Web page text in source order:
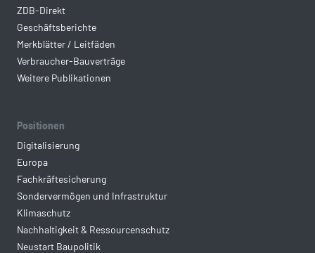
ZDB-Direkt
Geschäftsberichte
Merkblätter / Leitfäden
Verbraucher-Bauverträge
Weitere Publikationen
Positionen
Digitalisierung
Europa
Fachkräftesicherung
Sondervermögen und Infrastruktur
Klimaschutz
Nachhaltigkeit & Ressourcenschutz
Neustart Baupolitik